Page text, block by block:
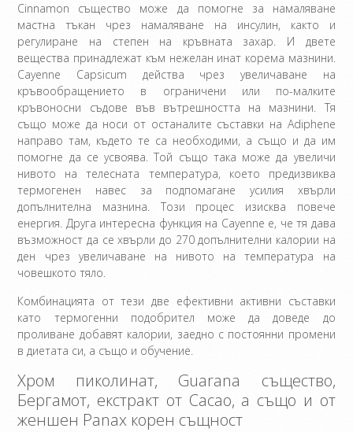
Cinnamon същество може да помогне за намаляване
мастна тъкан чрез намаляване на инсулин, както и
регулиране на степен на кръвната захар. И двете
вещества принадлежат към нежелан инат корема мазнини.
Cayenne Capsicum действа чрез увеличаване на
кръвообращението в ограничени или по-малките
кръвоносни съдове във вътрешността на мазнини. Тя
също може да носи от останалите съставки на Adiphene
направо там, където те са необходими, а също и да им
помогне да се усвоява. Той също така може да увеличи
нивото на телесната температура, което предизвиква
термогенен навес за подпомагане усилия хвърли
допълнителна мазнина. Този процес изисква повече
енергия. Друга интересна функция на Cayenne е, че тя дава
възможност да се хвърли до 270 допълнителни калории на
ден чрез увеличаване на нивото на температура на
човешкото тяло.
Комбинацията от тези две ефективни активни съставки
като термогенни подобрител може да доведе до
проливане добавят калории, заедно с постоянни промени
в диетата си, а също и обучение.
Хром пиколинат, Guarana същество,
Бергамот, екстракт от Cacao, а също и от
женшен Panax корен същност